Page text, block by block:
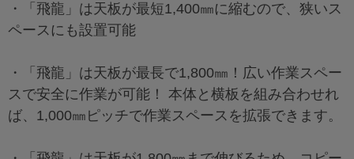
・「飛龍」は天板が最短1,400㎜に縮むので、狭いス
ペースにも設置可能
・「飛龍」は天板が最長で1,800㎜！広い作業スペー
スで安全に作業が可能！ 本体と横板を組み合わせれ
ば、1,000㎜ピッチで作業スペースを拡張できます。